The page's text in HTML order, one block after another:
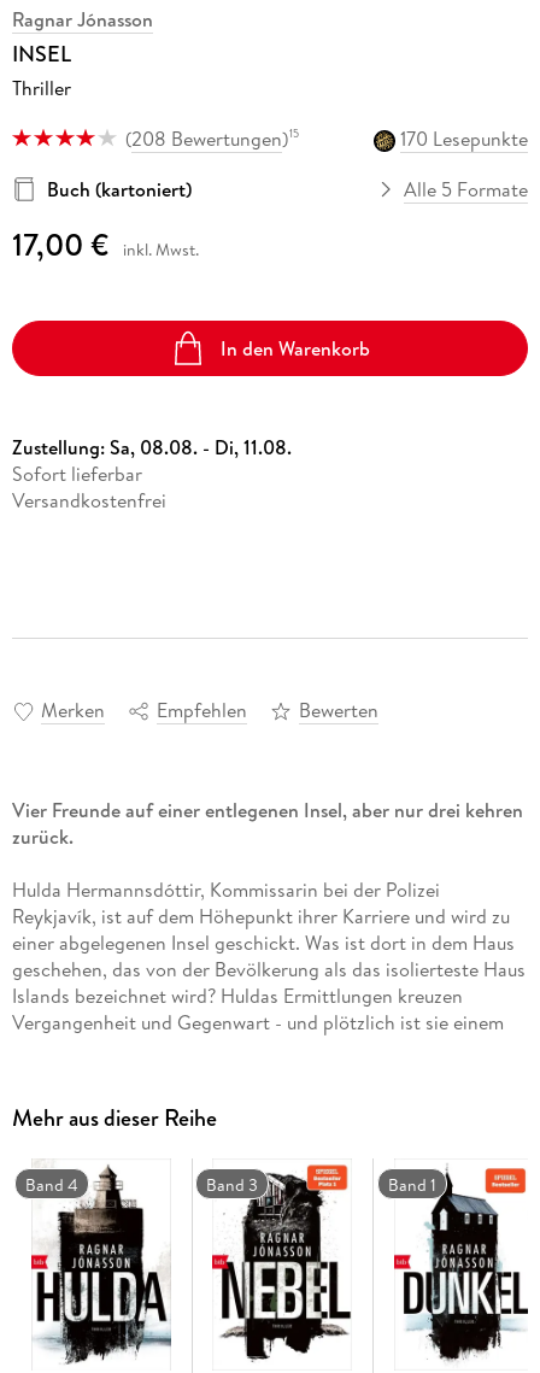
Ragnar Jónasson
INSEL
Thriller
(208 Bewertungen)15
170 Lesepunkte
Buch (kartoniert)
Alle 5 Formate
17,00 € inkl. Mwst.
In den Warenkorb
Zustellung:Sa, 08.08. - Di, 11.08.
Sofort lieferbar
Versandkostenfrei
Merken Empfehlen Bewerten
Vier Freunde auf einer entlegenen Insel, aber nur drei kehren
zurück.
Hulda Hermannsdóttir, Kommissarin bei der Polizei
Reykjavík, ist auf dem Höhepunkt ihrer Karriere und wird zu
einer abgelegenen Insel geschickt. Was ist dort in dem Haus
geschehen, das von der Bevölkerung als das isolierteste Haus
Islands bezeichnet wird? Huldas Ermittlungen kreuzen
Vergangenheit und Gegenwart - und plötzlich ist sie einem
Mehr aus dieser Reihe
Band 4 Band 3 Band 1